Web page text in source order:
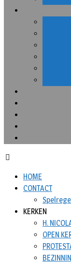
HOME
CONTACT
KERKEN
H.
OPEN